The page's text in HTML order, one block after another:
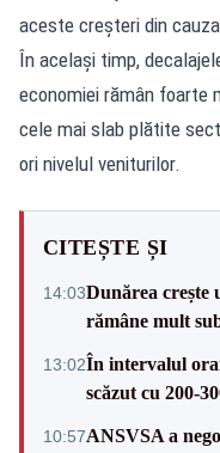
aceste creșteri din
În același timp,
economiei rămân foarte
cele mai slab plătite
ori nivelul veniturilor.
CITEȘTE ȘI
14:03Dunărea crește
rămâne mult
13:02În intervalul
scăzut cu 200-
10:57ANSVSA a